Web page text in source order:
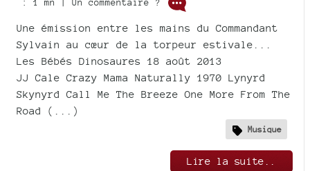
: 1 mn | Un commentaire ?
Une émission entre les mains du Commandant
Sylvain au cœur de la torpeur estivale...
Les Bébés Dinosaures 18 août 2013
JJ Cale Crazy Mama Naturally 1970 Lynyrd
Skynyrd Call Me The Breeze One More From The
Road (...)
Musique
Lire la suite..